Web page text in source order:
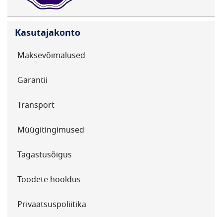
Kasutajakonto
Maksevõimalused
Garantii
Transport
Müügitingimused
Tagastusõigus
Toodete hooldus
Privaatsuspoliitika